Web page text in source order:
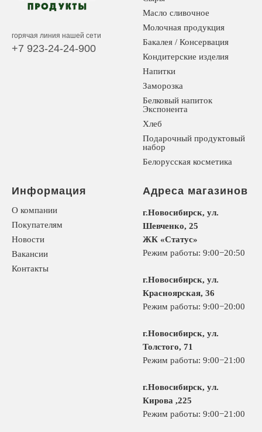
горячая линия нашей сети
+7 923-24-24-900
Масло сливочное
Молочная продукция
Бакалея / Консервация
Кондитерские изделия
Напитки
Заморозка
Белковый напиток
Экспонента
Хлеб
Подарочный продуктовый
набор
Белорусская косметика
Информация
О компании
Покупателям
Новости
Вакансии
Контакты
Адреса магазинов
г.Новосибирск, ул.
Шевченко, 25
ЖК «Статус»
Режим работы: 9:00−20:50
г.Новосибирск, ул.
Красноярская, 36
Режим работы: 9:00−20:00
г.Новосибирск, ул.
Толстого, 71
Режим работы: 9:00−21:00
г.Новосибирск, ул.
Кирова ,225
Режим работы: 9:00−21:00